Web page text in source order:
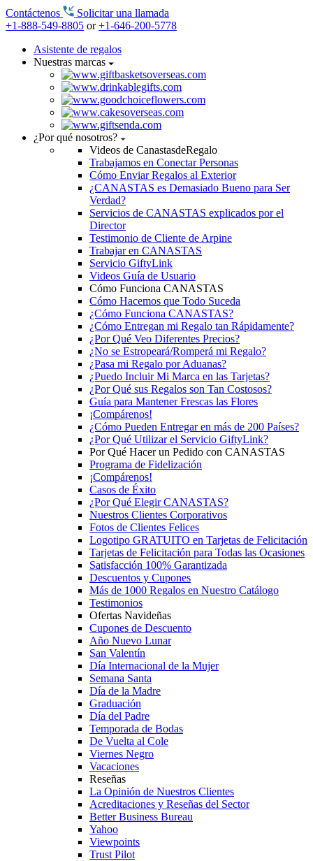
Contáctenos
Solicitar una llamada
+1-888-549-8805 or+1-646-200-5778
Asistente de regalos
Nuestras marcas
¿Por qué nosotros?
Videos de CanastasdeRegalo
Trabajamos en Conectar Personas
Cómo Enviar Regalos al Exterior
¿CANASTAS es Demasiado Bueno para Ser
Verdad?
Servicios de CANASTAS explicados por el
Director
Testimonio de Cliente de Arpine
Trabajar en CANASTAS
Servicio GiftyLink
Videos Guía de Usuario
Cómo Funciona CANASTAS
Cómo Hacemos que Todo Suceda
¿Cómo Funciona CANASTAS?
¿Cómo Entregan mi Regalo tan Rápidamente?
¿Por Qué Veo Diferentes Precios?
¿No se Estropeará/Romperá mi Regalo?
¿Pasa mi Regalo por Aduanas?
¿Puedo Incluir Mi Marca en las Tarjetas?
¿Por Qué sus Regalos son Tan Costosos?
Guía para Mantener Frescas las Flores
¡Compárenos!
¿Cómo Pueden Entregar en más de 200 Países?
¿Por Qué Utilizar el Servicio GiftyLink?
Por Qué Hacer un Pedido con CANASTAS
Programa de Fidelización
¡Compárenos!
Casos de Éxito
¿Por Qué Elegir CANASTAS?
Nuestros Clientes Corporativos
Fotos de Clientes Felices
Logotipo GRATUITO en Tarjetas de Felicitación
Tarjetas de Felicitación para Todas las Ocasiones
Satisfacción 100% Garantizada
Descuentos y Cupones
Más de 1000 Regalos en Nuestro Catálogo
Testimonios
Ofertas Navideñas
Cupones de Descuento
Año Nuevo Lunar
San Valentín
Día Internacional de la Mujer
Semana Santa
Día de la Madre
Graduación
Día del Padre
Temporada de Bodas
De Vuelta al Cole
Viernes Negro
Vacaciones
Reseñas
La Opinión de Nuestros Clientes
Acreditaciones y Reseñas del Sector
Better Business Bureau
Yahoo
Viewpoints
Trust Pilot